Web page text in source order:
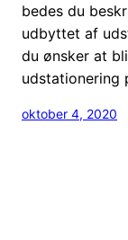
bedes du
udbyttet af
du ønsker at
udstationering
oktober 4, 2020